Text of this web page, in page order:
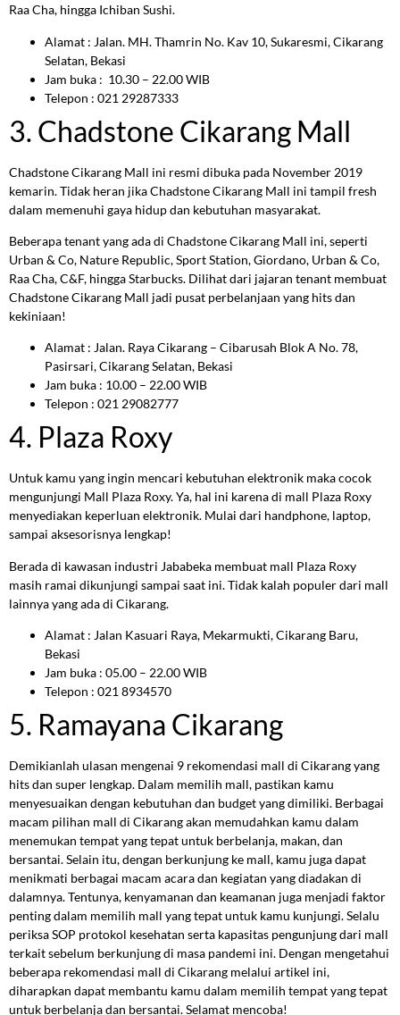
Raa Cha, hingga Ichiban Sushi.
Alamat : Jalan. MH. Thamrin No. Kav 10, Sukaresmi, Cikarang
Selatan, Bekasi
Jam buka : 10.30 – 22.00 WIB
Telepon : 021 29287333
3. Chadstone Cikarang Mall
Chadstone Cikarang Mall ini resmi dibuka pada November 2019
kemarin. Tidak heran jika Chadstone Cikarang Mall ini tampil fresh
dalam memenuhi gaya hidup dan kebutuhan masyarakat.
Beberapa tenant yang ada di Chadstone Cikarang Mall ini, seperti
Urban & Co, Nature Republic, Sport Station, Giordano, Urban & Co,
Raa Cha, C&F, hingga Starbucks. Dilihat dari jajaran tenant membuat
Chadstone Cikarang Mall jadi pusat perbelanjaan yang hits dan
kekiniaan!
Alamat : Jalan. Raya Cikarang – Cibarusah Blok A No. 78,
Pasirsari, Cikarang Selatan, Bekasi
Jam buka : 10.00 – 22.00 WIB
Telepon : 021 29082777
4. Plaza Roxy
Untuk kamu yang ingin mencari kebutuhan elektronik maka cocok
mengunjungi Mall Plaza Roxy. Ya, hal ini karena di mall Plaza Roxy
menyediakan keperluan elektronik. Mulai dari handphone, laptop,
sampai aksesorisnya lengkap!
Berada di kawasan industri Jababeka membuat mall Plaza Roxy
masih ramai dikunjungi sampai saat ini. Tidak kalah populer dari mall
lainnya yang ada di Cikarang.
Alamat : Jalan Kasuari Raya, Mekarmukti, Cikarang Baru,
Bekasi
Jam buka : 05.00 – 22.00 WIB
Telepon : 021 8934570
5. Ramayana Cikarang
Demikianlah ulasan mengenai 9 rekomendasi mall di Cikarang yang
hits dan super lengkap. Dalam memilih mall, pastikan kamu
menyesuaikan dengan kebutuhan dan budget yang dimiliki. Berbagai
macam pilihan mall di Cikarang akan memudahkan kamu dalam
menemukan tempat yang tepat untuk berbelanja, makan, dan
bersantai. Selain itu, dengan berkunjung ke mall, kamu juga dapat
menikmati berbagai macam acara dan kegiatan yang diadakan di
dalamnya. Tentunya, kenyamanan dan keamanan juga menjadi faktor
penting dalam memilih mall yang tepat untuk kamu kunjungi. Selalu
periksa SOP protokol kesehatan serta kapasitas pengunjung dari mall
terkait sebelum berkunjung di masa pandemi ini. Dengan mengetahui
beberapa rekomendasi mall di Cikarang melalui artikel ini,
diharapkan dapat membantu kamu dalam memilih tempat yang tepat
untuk berbelanja dan bersantai. Selamat mencoba!